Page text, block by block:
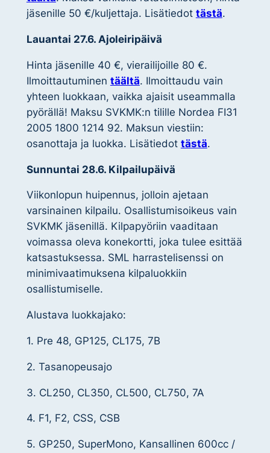
jäsenille 50 €/kuljettaja. Lisätiedot tästä.
Lauantai 27.6. Ajoleiripäivä
Hinta jäsenille 40 €, vierailijoille 80 €.
Ilmoittautuminen täältä. Ilmoittaudu vain
yhteen luokkaan, vaikka ajaisit useammalla
pyörällä! Maksu SVKMK:n tilille Nordea FI31
2005 1800 1214 92. Maksun viestiin:
osanottaja ja luokka. Lisätiedot tästä.
Sunnuntai 28.6. Kilpailupäivä
Viikonlopun huipennus, jolloin ajetaan
varsinainen kilpailu. Osallistumisoikeus vain
SVKMK jäsenillä. Kilpapyöriin vaaditaan
voimassa oleva konekortti, joka tulee esittää
katsastuksessa. SML harrastelisenssi on
minimivaatimuksena kilpaluokkiin
osallistumiselle.
Alustava luokkajako:
1. Pre 48, GP125, CL175, 7B
2. Tasanopeusajo
3. CL250, CL350, CL500, CL750, 7A
4. F1, F2, CSS, CSB
5. GP250, SuperMono, Kansallinen 600cc /